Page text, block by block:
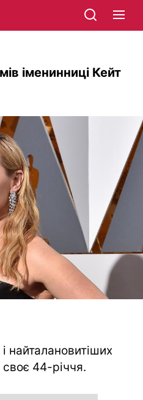
іменинниці Кейт
найталановитіших
своє 44-річчя.